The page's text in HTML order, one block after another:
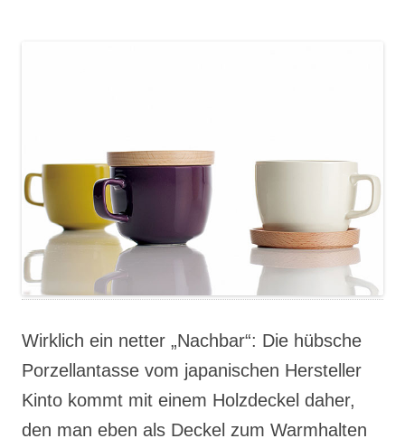
Wirklich ein netter „Nachbar“: Die hübsche
Porzellantasse vom japanischen Hersteller
Kinto kommt mit einem Holzdeckel daher,
den man eben als Deckel zum Warmhalten